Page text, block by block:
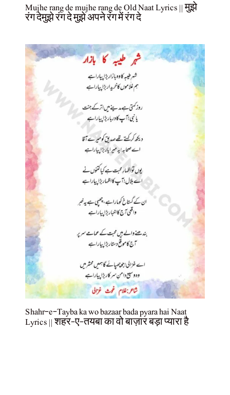
Mujhe rang de mujhe rang de Old Naat Lyrics || मुझे
रंग देमुझे रंग दे मुझे अपने रंग में रंग दे
Shahr-e-Tayba ka wo bazaar bada pyara hai Naat
Lyrics || शहर-ए-तयबा का वो बाज़ार बड़ा प्यारा है